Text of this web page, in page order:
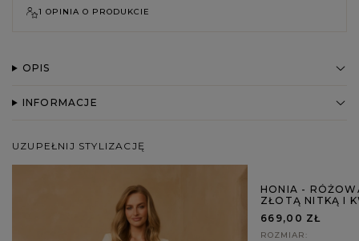
1 OPINIA O PRODUKCIE
OPIS
INFORMACJE
UZUPEŁNIJ STYLIZACJĘ
HONIA -
ZŁOTĄ NITKĄ I
669,00 ZŁ
ROZMIAR